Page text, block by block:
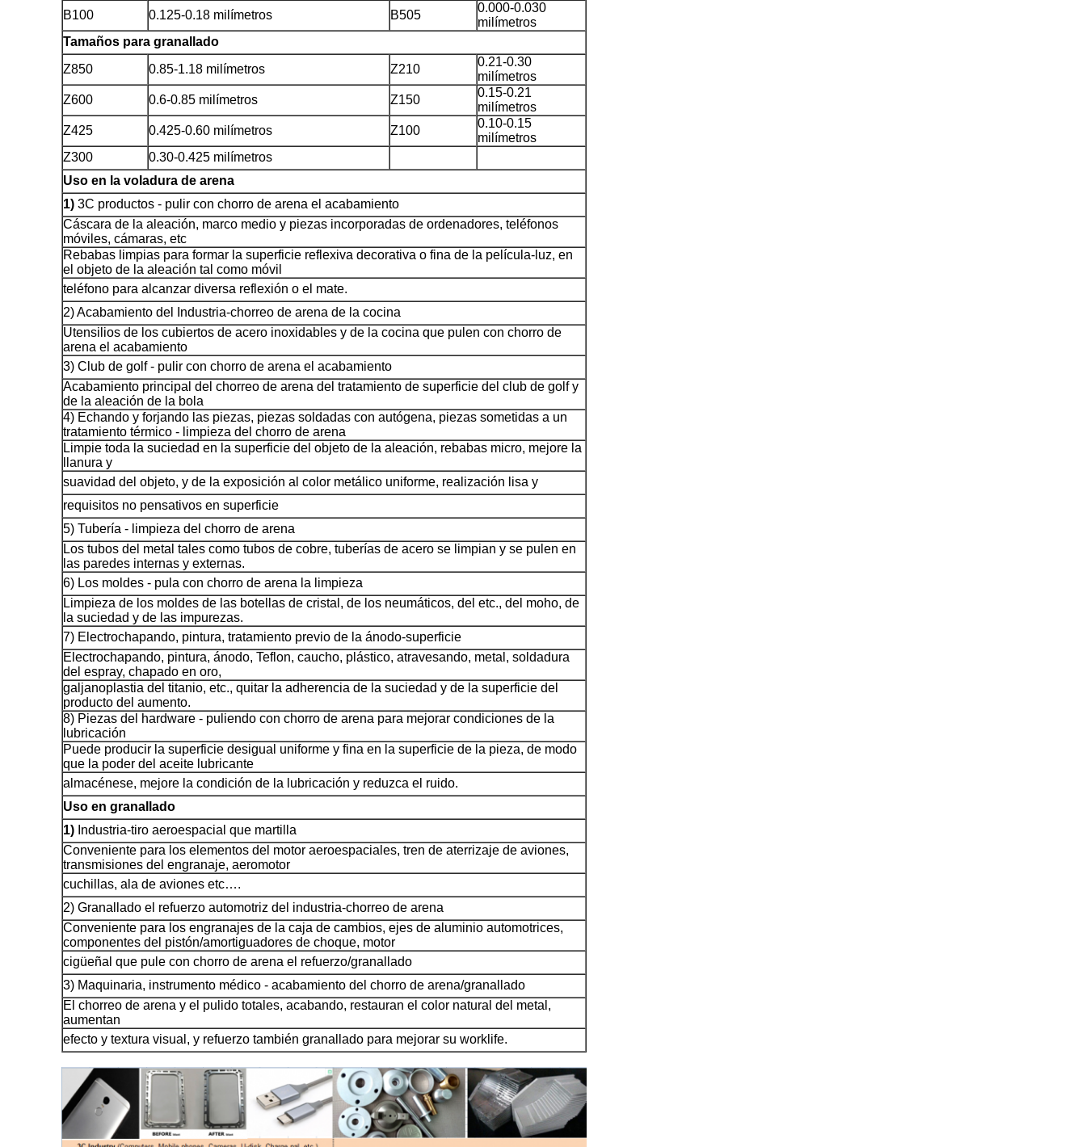
B100
0.125-0.18 milímetros B505
0.000-0.030
milímetros
Tamaños para granallado
Z850
0.85-1.18 milímetros Z210
0.21-0.30
milímetros
Z600
0.6-0.85 milímetros Z150
0.15-0.21
milímetros
Z425
0.425-0.60 milímetros Z100
0.10-0.15
milímetros
Z300
0.30-0.425 milímetros
Uso en la voladura de arena
1) 3C productos - pulir con chorro de arena el acabamiento
Cáscara de la aleación, marco medio y piezas incorporadas de ordenadores, teléfonos
móviles, cámaras, etc
Rebabas limpias para formar la superficie reflexiva decorativa o fina de la película-luz, en
el objeto de la aleación tal como móvil
teléfono para alcanzar diversa reflexión o el mate.
2) Acabamiento del Industria-chorreo de arena de la cocina
Utensilios de los cubiertos de acero inoxidables y de la cocina que pulen con chorro de
arena el acabamiento
3) Club de golf - pulir con chorro de arena el acabamiento
Acabamiento principal del chorreo de arena del tratamiento de superficie del club de golf y
de la aleación de la bola
4) Echando y forjando las piezas, piezas soldadas con autógena, piezas sometidas a un
tratamiento térmico - limpieza del chorro de arena
Limpie toda la suciedad en la superficie del objeto de la aleación, rebabas micro, mejore la
llanura y
suavidad del objeto, y de la exposición al color metálico uniforme, realización lisa y
requisitos no pensativos en superficie
5) Tubería - limpieza del chorro de arena
Los tubos del metal tales como tubos de cobre, tuberías de acero se limpian y se pulen en
las paredes internas y externas.
6) Los moldes - pula con chorro de arena la limpieza
Limpieza de los moldes de las botellas de cristal, de los neumáticos, del etc., del moho, de
la suciedad y de las impurezas.
7) Electrochapando, pintura, tratamiento previo de la ánodo-superficie
Electrochapando, pintura, ánodo, Teflon, caucho, plástico, atravesando, metal, soldadura
del espray, chapado en oro,
galjanoplastia del titanio, etc., quitar la adherencia de la suciedad y de la superficie del
producto del aumento.
8) Piezas del hardware - puliendo con chorro de arena para mejorar condiciones de la
lubricación
Puede producir la superficie desigual uniforme y fina en la superficie de la pieza, de modo
que la poder del aceite lubricante
almacénese, mejore la condición de la lubricación y reduzca el ruido.
Uso en granallado
1) Industria-tiro aeroespacial que martilla
Conveniente para los elementos del motor aeroespaciales, tren de aterrizaje de aviones,
transmisiones del engranaje, aeromotor
cuchillas, ala de aviones etc….
2) Granallado el refuerzo automotriz del industria-chorreo de arena
Conveniente para los engranajes de la caja de cambios, ejes de aluminio automotrices,
componentes del pistón/amortiguadores de choque, motor
cigüeñal que pule con chorro de arena el refuerzo/granallado
3) Maquinaria, instrumento médico - acabamiento del chorro de arena/granallado
El chorreo de arena y el pulido totales, acabando, restauran el color natural del metal,
aumentan
efecto y textura visual, y refuerzo también granallado para mejorar su worklife.